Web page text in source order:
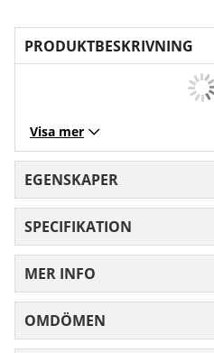
PRODUKTBESKRIVNING
Visa mer
EGENSKAPER
SPECIFIKATION
MER INFO
OMDÖMEN